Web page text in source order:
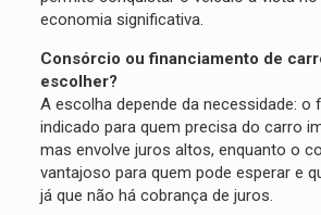
economia significativa.
Consórcio ou financiamento de
escolher?
A escolha depende da necessidade: o
indicado para quem precisa do carro
mas envolve juros altos, enquanto o
vantajoso para quem pode esperar e
já que não há cobrança de juros.